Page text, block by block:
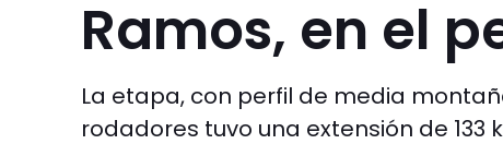
Ramos, en el
La etapa, con perfil de media
rodadores tuvo una extensión de